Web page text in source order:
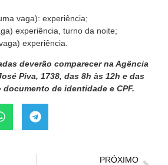
vaga): experiência;
experiência, turno da noite;
experiência.
deverão comparecer na Agência
Piva, 1738, das 8h às 12h e das
de identidade e CPF.
PRÓXIMO